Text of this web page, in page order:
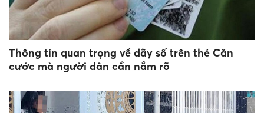
Thông tin quan trọng về dãy số trên thẻ Căn
cước mà người dân cần nắm rõ